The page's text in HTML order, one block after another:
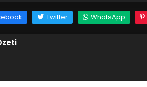
Twitter WhatsApp